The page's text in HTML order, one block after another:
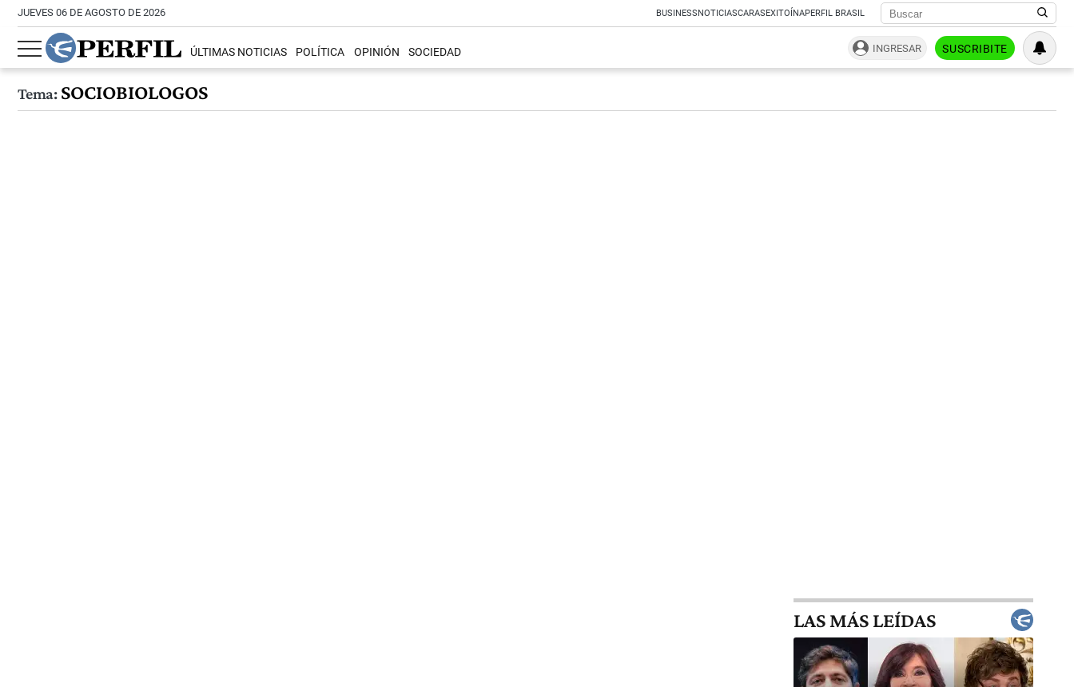
JUEVES 06 DE AGOSTO DE 2026 BUSINESSNOTICIASCARASEXITOÍNAPERFIL BRASIL
ÚLTIMAS NOTICIAS POLÍTICA OPINIÓN SOCIEDAD INGRESAR SUSCRIBITE
Tema:SOCIOBIOLOGOS
LAS MÁS LEÍDAS